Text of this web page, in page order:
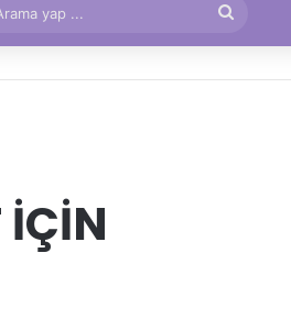
Makale
Bölmesi
Arama
yap
İÇİN